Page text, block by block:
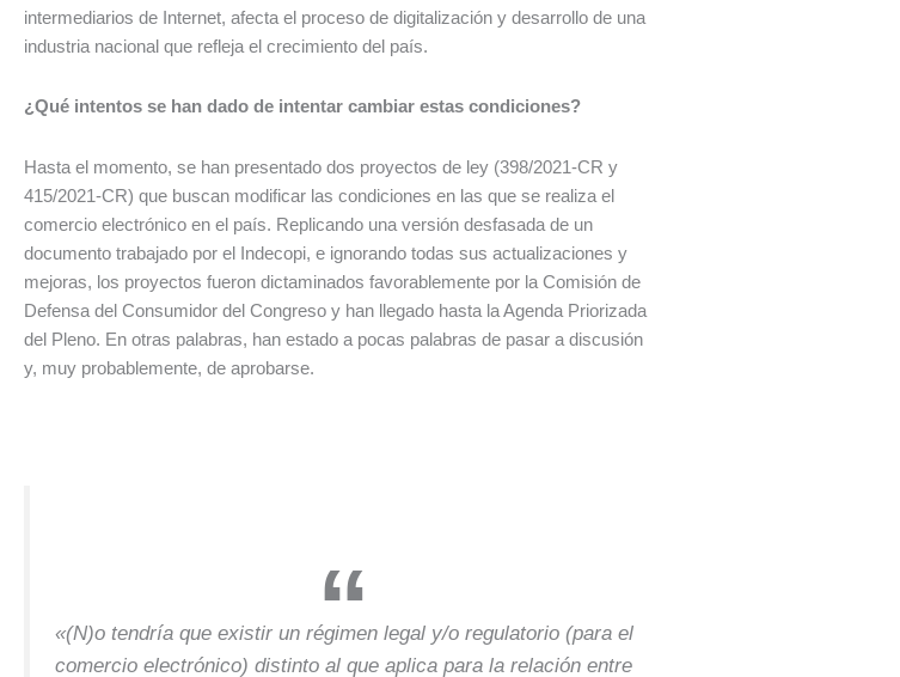
intermediarios de Internet, afecta el proceso de digitalización y desarrollo de una
industria nacional que refleja el crecimiento del país.
¿Qué intentos se han dado de intentar cambiar estas condiciones?
Hasta el momento, se han presentado dos proyectos de ley (398/2021-CR y
415/2021-CR) que buscan modificar las condiciones en las que se realiza el
comercio electrónico en el país. Replicando una versión desfasada de un
documento trabajado por el Indecopi, e ignorando todas sus actualizaciones y
mejoras, los proyectos fueron dictaminados favorablemente por la Comisión de
Defensa del Consumidor del Congreso y han llegado hasta la Agenda Priorizada
del Pleno. En otras palabras, han estado a pocas palabras de pasar a discusión
y, muy probablemente, de aprobarse.
«(N)o tendría que existir un régimen legal y/o regulatorio (para el
comercio electrónico) distinto al que aplica para la relación entre